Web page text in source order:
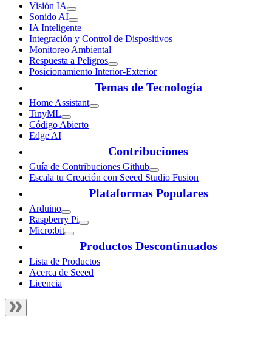
Visión IA
Sonido AI
IA Inteligente
Integración y Control de Dispositivos
Monitoreo Ambiental
Respuesta a Peligros
Posicionamiento Interior-Exterior
Temas de Tecnología
Home Assistant
TinyML
Código Abierto
Edge AI
Contribuciones
Guía de Contribuciones Github
Escala tu Creación con Seeed Studio Fusion
Plataformas Populares
Arduino
Raspberry Pi
Micro:bit
Productos Descontinuados
Lista de Productos
Acerca de Seeed
Licencia